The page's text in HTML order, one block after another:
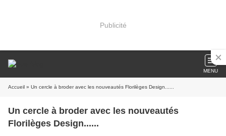
Publicité
MENU
Accueil » Un cercle à broder avec les nouveautés Florilèges Design......
Un cercle à broder avec les nouveautés
Florilèges Design......